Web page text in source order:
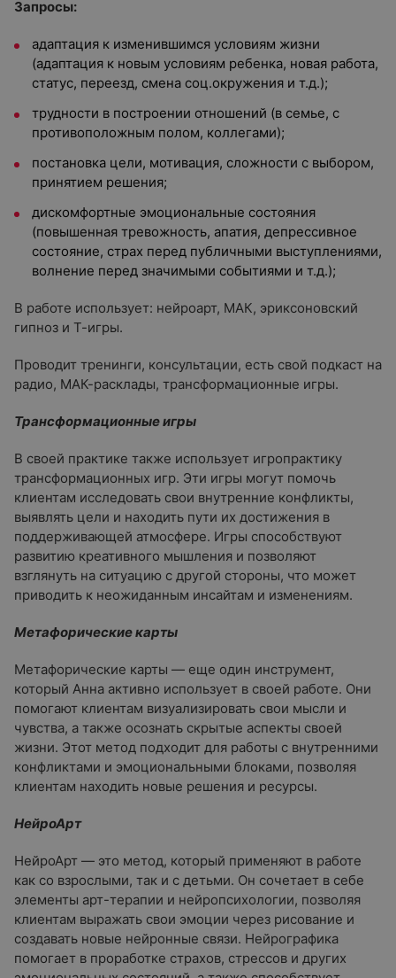
Запросы:
адаптация к изменившимся условиям жизни
(адаптация к новым условиям ребенка, новая работа,
статус, переезд, смена соц.окружения и т.д.);
трудности в построении отношений (в семье, с
противоположным полом, коллегами);
постановка цели, мотивация, сложности с выбором,
принятием решения;
дискомфортные эмоциональные состояния
(повышенная тревожность, апатия, депрессивное
состояние, страх перед публичными выступлениями,
волнение перед значимыми событиями и т.д.);
В работе использует: нейроарт, МАК, эриксоновский
гипноз и Т-игры.
Проводит тренинги, консультации, есть свой подкаст на
радио, МАК-расклады, трансформационные игры.
Трансформационные игры
В своей практике также использует игропрактику
трансформационных игр. Эти игры могут помочь
клиентам исследовать свои внутренние конфликты,
выявлять цели и находить пути их достижения в
поддерживающей атмосфере. Игры способствуют
развитию креативного мышления и позволяют
взглянуть на ситуацию с другой стороны, что может
приводить к неожиданным инсайтам и изменениям.
Метафорические карты
Метафорические карты — еще один инструмент,
который Анна активно использует в своей работе. Они
помогают клиентам визуализировать свои мысли и
чувства, а также осознать скрытые аспекты своей
жизни. Этот метод подходит для работы с внутренними
конфликтами и эмоциональными блоками, позволяя
клиентам находить новые решения и ресурсы.
НейроАрт
НейроАрт — это метод, который применяют в работе
как со взрослыми, так и с детьми. Он сочетает в себе
элементы арт-терапии и нейропсихологии, позволяя
клиентам выражать свои эмоции через рисование и
создавать новые нейронные связи. Нейрографика
помогает в проработке страхов, стрессов и других